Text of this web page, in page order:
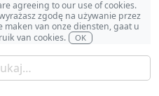
agreeing to our use of cookies.
zgodę na używanie przez
maken van onze diensten, gaat u
van cookies.
OK